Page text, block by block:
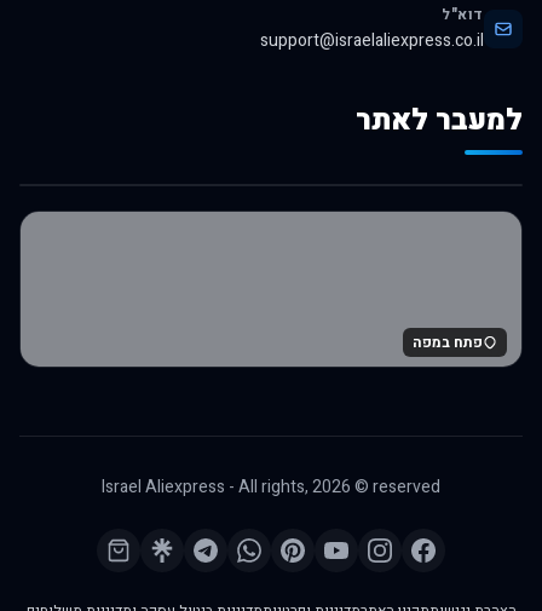
דוא"ל
support@israelaliexpress.co.il
למעבר לאתר
לרכישה באלי אקספרס
פתח במפה
Israel Aliexpress - All rights,2026© reserved